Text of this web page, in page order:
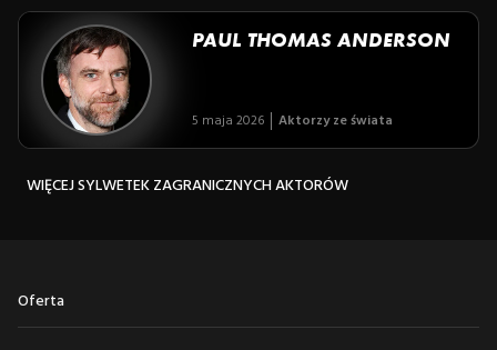
PAUL THOMAS ANDERSON
5 maja 2026 Aktorzy ze świata
WIĘCEJ SYLWETEK ZAGRANICZNYCH AKTORÓW
Oferta